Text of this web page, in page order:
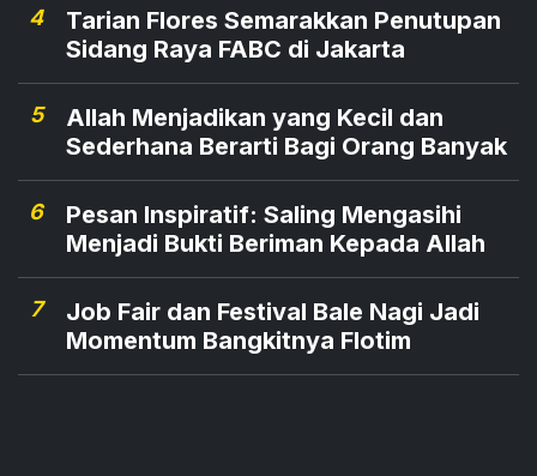
4
Tarian Flores Semarakkan Penutupan
Sidang Raya FABC di Jakarta
5
Allah Menjadikan yang Kecil dan
Sederhana Berarti Bagi Orang Banyak
6
Pesan Inspiratif: Saling Mengasihi
Menjadi Bukti Beriman Kepada Allah
7
Job Fair dan Festival Bale Nagi Jadi
Momentum Bangkitnya Flotim